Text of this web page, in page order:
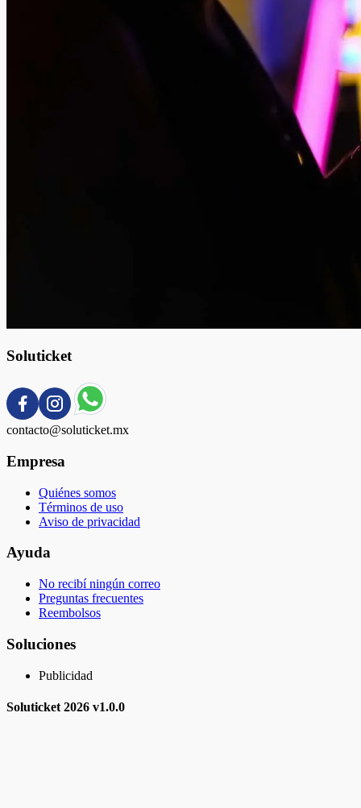
Soluticket
contacto@soluticket.mx
Empresa
Quiénes somos
Términos de uso
Aviso de privacidad
Ayuda
No recibí ningún correo
Preguntas frecuentes
Reembolsos
Soluciones
Publicidad
Soluticket 2026 v1.0.0